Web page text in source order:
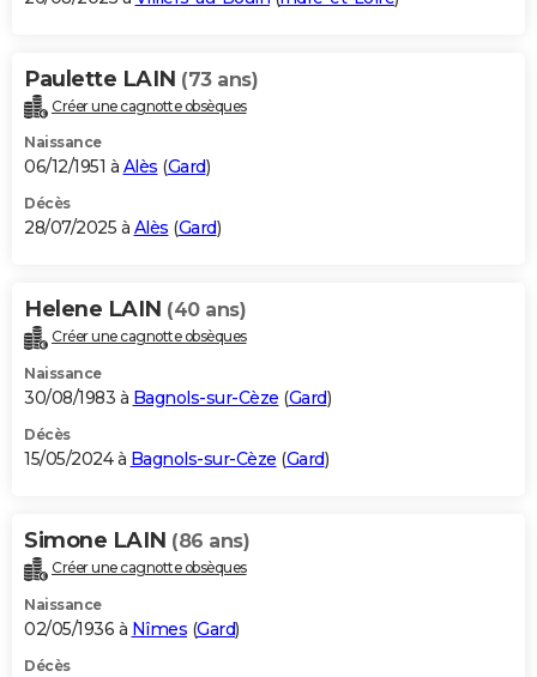
Paulette LAIN (73 ans)
Créer une cagnotte obsèques
Naissance
06/12/1951 à Alès (Gard)
Décès
28/07/2025 à Alès (Gard)
Helene LAIN (40 ans)
Créer une cagnotte obsèques
Naissance
30/08/1983 à Bagnols-sur-Cèze (Gard)
Décès
15/05/2024 à Bagnols-sur-Cèze (Gard)
Simone LAIN (86 ans)
Créer une cagnotte obsèques
Naissance
02/05/1936 à Nîmes (Gard)
Décès